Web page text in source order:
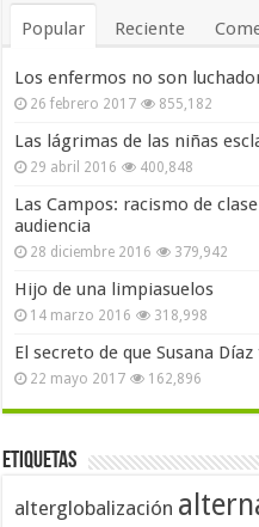
Popular Reciente
Los enfermos no son
26 febrero 2017 855,182
Las lágrimas de las niñas
29 abril 2016 400,848
Las Campos: racismo de
audiencia
28 diciembre 2016 379,942
Hijo de una limpiasuelos
14 marzo 2016 318,998
El secreto de que Susana
22 mayo 2017 162,896
Etiquetas
alterglobalización